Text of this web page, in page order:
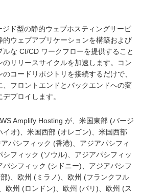
ジド型の静的ウェブホスティングサービ
的ウェブアプリケーションを構築および
な CI/CD ワークフローを提供すること
リリースサイクルを加速します。コン
コードリポジトリを接続するだけで、
、フロントエンドとバックエンドへの変
プロイします。
Amplify Hosting が、米国東部 (バージ
オ)、米国西部 (オレゴン)、米国西部
パシフィック (香港)、アジアパシフィ
フィック (ソウル)、アジアパシフィッ
シフィック (シドニー)、アジアパシフ
)、欧州 (ミラノ)、欧州 (フランクフル
欧州 (ロンドン)、欧州 (パリ)、欧州 (ス